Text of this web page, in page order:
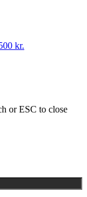
kr.
or ESC to close